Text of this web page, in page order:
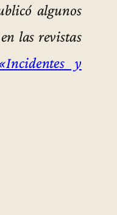
algunos
las revistas
y